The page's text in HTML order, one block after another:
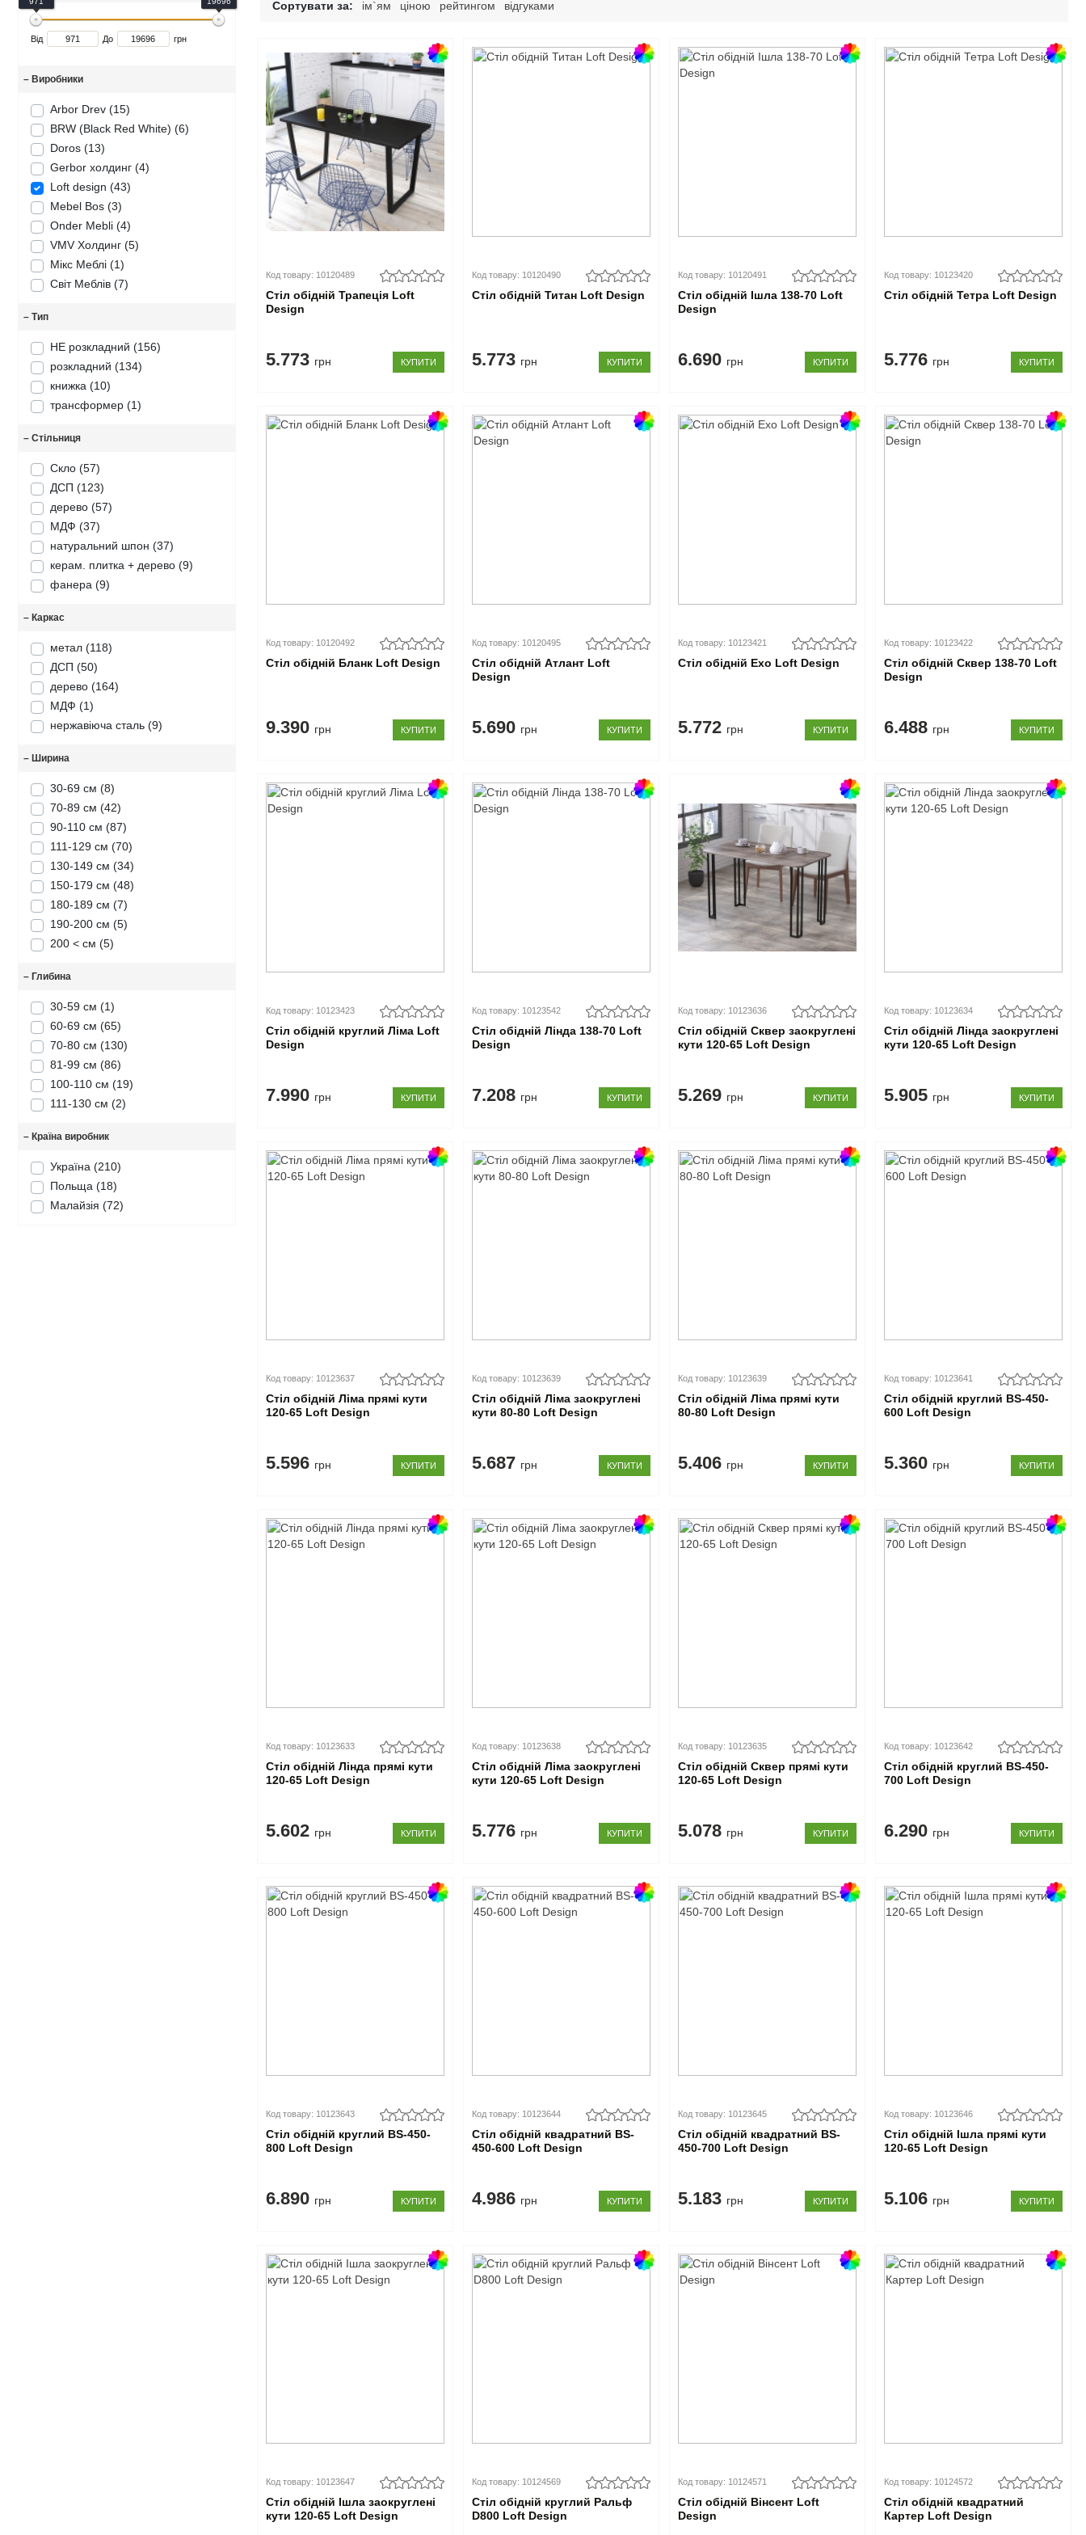
Від До грн
– Виробники
Arbor Drev (15)
BRW (Black Red White) (6)
Doros (13)
Gerbor холдинг (4)
Loft design (43)
Mebel Bos (3)
Onder Mebli (4)
VMV Холдинг (5)
Мікс Меблі (1)
Світ Меблів (7)
– Тип
НЕ розкладний (156)
розкладний (134)
книжка (10)
трансформер (1)
– Стільниця
Скло (57)
ДСП (123)
дерево (57)
МДФ (37)
натуральний шпон (37)
керам. плитка + дерево (9)
фанера (9)
– Каркас
метал (118)
ДСП (50)
дерево (164)
МДФ (1)
нержавіюча сталь (9)
– Ширина
30-69 см (8)
70-89 см (42)
90-110 см (87)
111-129 см (70)
130-149 см (34)
150-179 см (48)
180-189 см (7)
190-200 см (5)
200 < см (5)
– Глибина
30-59 см (1)
60-69 см (65)
70-80 см (130)
81-99 см (86)
100-110 см (19)
111-130 см (2)
– Країна виробник
Україна (210)
Польща (18)
Малайзія (72)
Сортувати за: ім`ям ціною рейтингом відгуками
Код товару: 10120489
Стіл обідній Трапеція Loft
Design
5.773 грн КУПИТИ
Код товару: 10120490
Стіл обідній Титан Loft Design
5.773 грн КУПИТИ
Код товару: 10120491
Стіл обідній Ішла 138-70 Loft
Design
6.690 грн КУПИТИ
Код товару: 10123420
Стіл обідній Тетра Loft Design
5.776 грн КУПИТИ
Код товару: 10120492
Стіл обідній Бланк Loft Design
9.390 грн КУПИТИ
Код товару: 10120495
Стіл обідній Атлант Loft
Design
5.690 грн КУПИТИ
Код товару: 10123421
Стіл обідній Ехо Loft Design
5.772 грн КУПИТИ
Код товару: 10123422
Стіл обідній Сквер 138-70 Loft
Design
6.488 грн КУПИТИ
Код товару: 10123423
Стіл обідній круглий Ліма Loft
Design
7.990 грн КУПИТИ
Код товару: 10123542
Стіл обідній Лінда 138-70 Loft
Design
7.208 грн КУПИТИ
Код товару: 10123636
Стіл обідній Сквер заокруглені
кути 120-65 Loft Design
5.269 грн КУПИТИ
Код товару: 10123634
Стіл обідній Лінда заокруглені
кути 120-65 Loft Design
5.905 грн КУПИТИ
Код товару: 10123637
Стіл обідній Ліма прямі кути
120-65 Loft Design
5.596 грн КУПИТИ
Код товару: 10123639
Стіл обідній Ліма заокруглені
кути 80-80 Loft Design
5.687 грн КУПИТИ
Код товару: 10123639
Стіл обідній Ліма прямі кути
80-80 Loft Design
5.406 грн КУПИТИ
Код товару: 10123641
Стіл обідній круглий BS-450-
600 Loft Design
5.360 грн КУПИТИ
Код товару: 10123633
Стіл обідній Лінда прямі кути
120-65 Loft Design
5.602 грн КУПИТИ
Код товару: 10123638
Стіл обідній Ліма заокруглені
кути 120-65 Loft Design
5.776 грн КУПИТИ
Код товару: 10123635
Стіл обідній Сквер прямі кути
120-65 Loft Design
5.078 грн КУПИТИ
Код товару: 10123642
Стіл обідній круглий BS-450-
700 Loft Design
6.290 грн КУПИТИ
Код товару: 10123643
Стіл обідній круглий BS-450-
800 Loft Design
6.890 грн КУПИТИ
Код товару: 10123644
Стіл обідній квадратний BS-
450-600 Loft Design
4.986 грн КУПИТИ
Код товару: 10123645
Стіл обідній квадратний BS-
450-700 Loft Design
5.183 грн КУПИТИ
Код товару: 10123646
Стіл обідній Ішла прямі кути
120-65 Loft Design
5.106 грн КУПИТИ
Код товару: 10123647
Стіл обідній Ішла заокруглені
кути 120-65 Loft Design
Код товару: 10124569
Стіл обідній круглий Ральф
D800 Loft Design
Код товару: 10124571
Стіл обідній Вінсент Loft
Design
Код товару: 10124572
Стіл обідній квадратний
Картер Loft Design
Дитячі крісла та стільці
Дитячі матраци
Високоглянцеві тумби для ванної кімнати
Класичні тумби у ванну
Душові піддони
Аксесуари для ванної та туалету
Душові гарнітури
Тумби офісні під техніку